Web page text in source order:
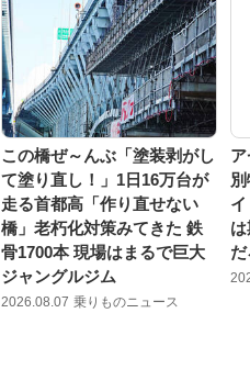
この橋ぜ～んぶ「塗装剥がし
て塗り直し！」1日16万台が
走る首都高「作り直せない
橋」老朽化対策みてきた 鉄
骨1700本 現場はまるで巨大
ジャングルジム
2026.08.07 乗りものニュース